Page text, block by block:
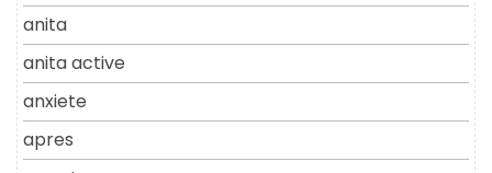
anita
anita active
anxiete
apres